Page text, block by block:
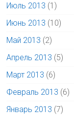
Июль 2013 (1)
Июнь 2013 (10)
Май 2013 (2)
Апрель 2013 (5)
Март 2013 (6)
Февраль 2013 (6)
Январь 2013 (7)